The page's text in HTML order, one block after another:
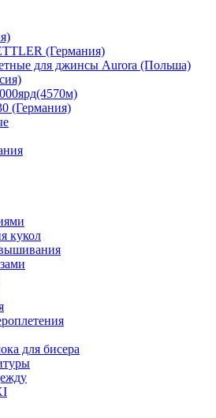
(Германия)
для джинсы Aurora (Польша)
(Германия)
кукол
для бисера